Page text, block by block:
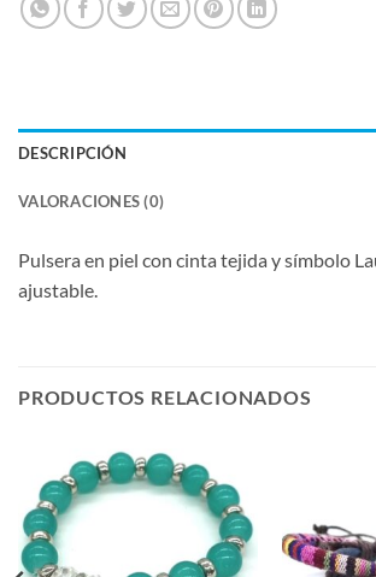
DESCRIPCIÓN
VALORACIONES (0)
Pulsera en piel con cinta tejida y símbolo
ajustable.
PRODUCTOS RELACIONADOS